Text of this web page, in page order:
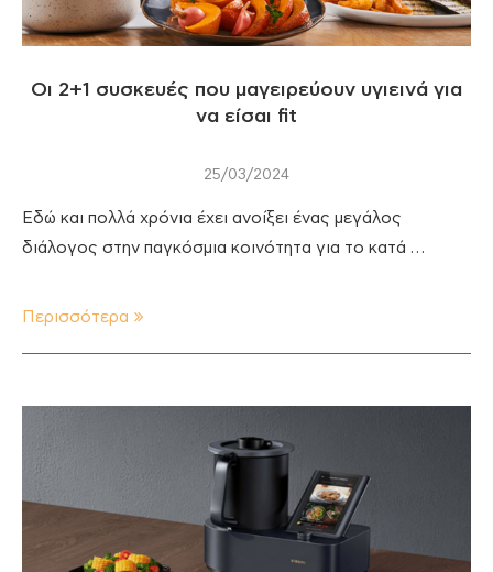
Οι 2+1 συσκευές που μαγειρεύουν υγιεινά για
να είσαι fit
25/03/2024
Εδώ και πολλά χρόνια έχει ανοίξει ένας μεγάλος
διάλογος στην παγκόσμια κοινότητα για το κατά …
Περισσότερα